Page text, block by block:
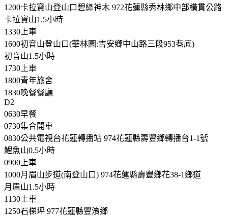
1200卡拉寶山登山口碧綠神木 972花蓮縣秀林鄉中部橫貫公路
卡拉寶山1.5小時
1330上車
1600初音山登山口(華林園:吉安鄉中山路三段953巷底)
初音山1.5小時
1730上車
1800青年旅舍
1830晚餐餐廳
D2
0630早餐
0730集合開車
0830公共電視台花蓮轉播站 974花蓮縣壽豐鄉轉播台1-1號
鯉魚山0.5小時
0900上車
1000月眉山步道(南登山口) 974花蓮縣壽豐鄉花38-1鄉道
月眉山1.5小時
1130上車
1250石梯坪 977花蓮縣豐濱鄉